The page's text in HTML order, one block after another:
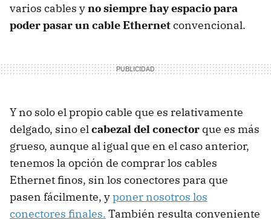
varios cables yno siempre hay espacio para
poder pasar un cable Ethernetconvencional.
Y no solo el propio cable que es relativamente
delgado, sino el cabezal del conector que es más
grueso, aunque al igual que en el caso anterior,
tenemos la opción de comprar los cables
Ethernet finos, sin los conectores para que
pasen fácilmente, yponer nosotros los
conectores finales. También resulta conveniente